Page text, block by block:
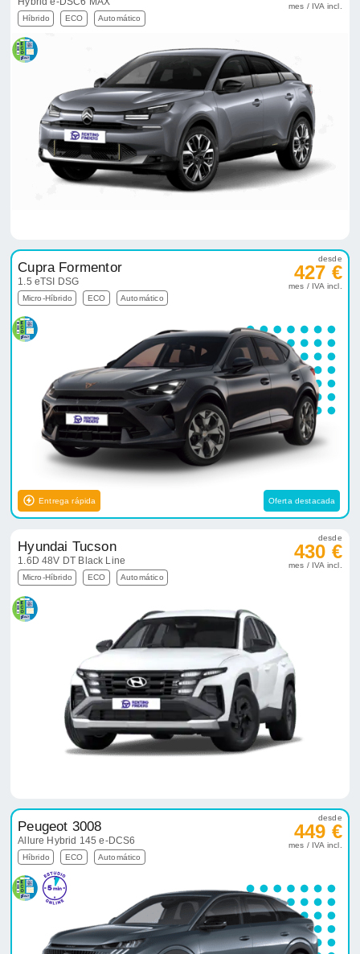
Híbrido ECO Automático
mes / IVA incl.
Cupra Formentor
1.5 eTSI DSG
Micro-Híbrido ECO Automático
desde
427 €
mes / IVA incl.
Entrega rápida Oferta destacada
Hyundai Tucson
1.6D 48V DT Black Line
Micro-Híbrido ECO Automático
desde
430 €
mes / IVA incl.
Peugeot 3008
Allure Hybrid 145 e-DCS6
Híbrido ECO Automático
desde
449 €
mes / IVA incl.